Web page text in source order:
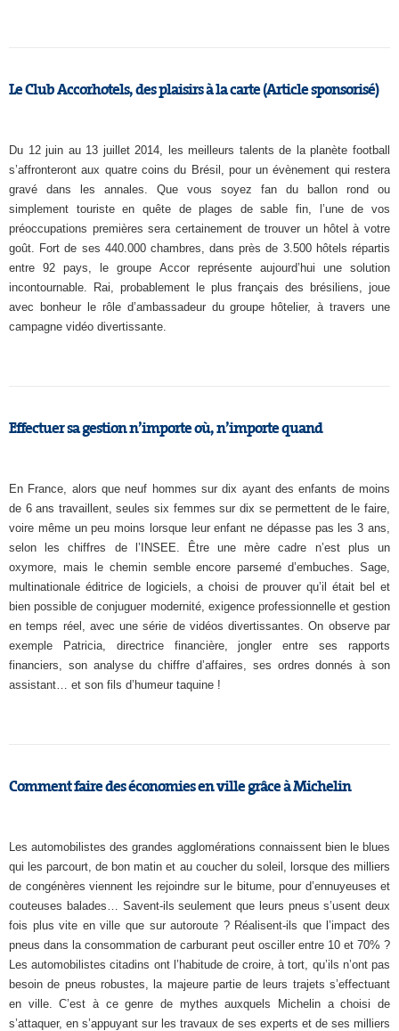
Le Club Accorhotels, des plaisirs à la carte (Article sponsorisé)
Du 12 juin au 13 juillet 2014, les meilleurs talents de la planète football
s’affronteront aux quatre coins du Brésil, pour un évènement qui restera
gravé dans les annales. Que vous soyez fan du ballon rond ou
simplement touriste en quête de plages de sable fin, l’une de vos
préoccupations premières sera certainement de trouver un hôtel à votre
goût. Fort de ses 440.000 chambres, dans près de 3.500 hôtels répartis
entre 92 pays, le groupe Accor représente aujourd’hui une solution
incontournable. Rai, probablement le plus français des brésiliens, joue
avec bonheur le rôle d’ambassadeur du groupe hôtelier, à travers une
campagne vidéo divertissante.
Effectuer sa gestion n’importe où, n’importe quand
En France, alors que neuf hommes sur dix ayant des enfants de moins
de 6 ans travaillent, seules six femmes sur dix se permettent de le faire,
voire même un peu moins lorsque leur enfant ne dépasse pas les 3 ans,
selon les chiffres de l’INSEE. Être une mère cadre n’est plus un
oxymore, mais le chemin semble encore parsemé d’embuches. Sage,
multinationale éditrice de logiciels, a choisi de prouver qu’il était bel et
bien possible de conjuguer modernité, exigence professionnelle et gestion
en temps réel, avec une série de vidéos divertissantes. On observe par
exemple Patricia, directrice financière, jongler entre ses rapports
financiers, son analyse du chiffre d’affaires, ses ordres donnés à son
assistant… et son fils d’humeur taquine !
Comment faire des économies en ville grâce à Michelin
Les automobilistes des grandes agglomérations connaissent bien le blues
qui les parcourt, de bon matin et au coucher du soleil, lorsque des milliers
de congénères viennent les rejoindre sur le bitume, pour d’ennuyeuses et
couteuses balades… Savent-ils seulement que leurs pneus s’usent deux
fois plus vite en ville que sur autoroute ? Réalisent-ils que l’impact des
pneus dans la consommation de carburant peut osciller entre 10 et 70% ?
Les automobilistes citadins ont l’habitude de croire, à tort, qu’ils n’ont pas
besoin de pneus robustes, la majeure partie de leurs trajets s’effectuant
en ville. C’est à ce genre de mythes auxquels Michelin a choisi de
s’attaquer, en s’appuyant sur les travaux de ses experts et de ses milliers